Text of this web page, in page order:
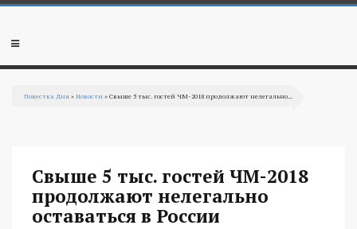
Перейти к основному содержанию
Мобильное
Повестка Дня »Новости » Свыше 5 тыс. гостей ЧМ-2018 продолжают нелегально...
Свыше 5 тыс. гостей ЧМ-2018
продолжают нелегально
оставаться в России